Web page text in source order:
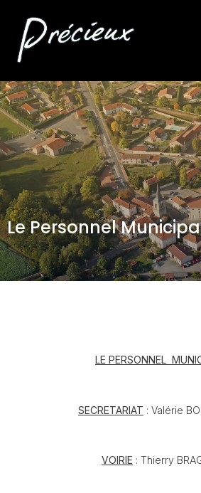
Le Personnel
LE PERSONNEL
SECRETARIAT : Valérie
VOIRIE : Thierry